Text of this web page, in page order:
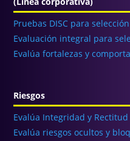
Pruebas DISC para
Evaluación integral para
Evalúa fortalezas y
Riesgos
Evalúa Integridad y
Evalúa riesgos ocultos y